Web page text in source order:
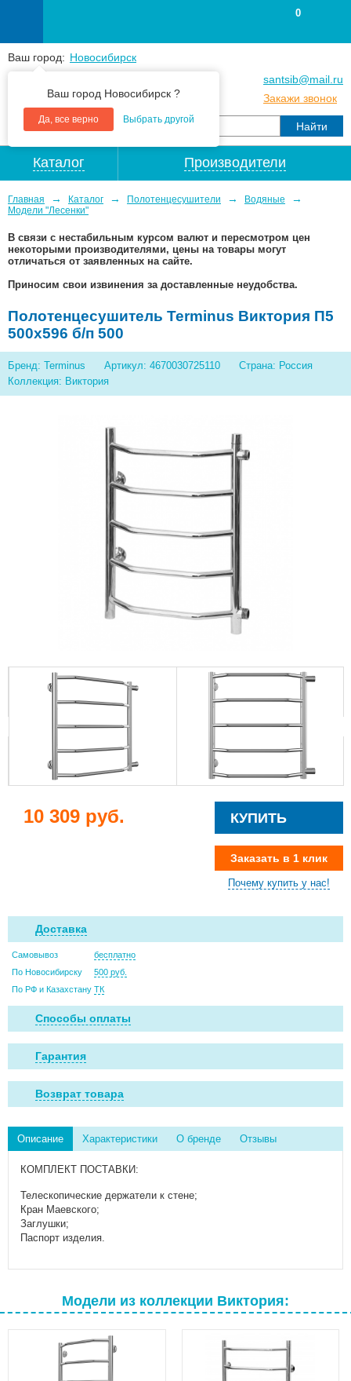
Ваш город: Новосибирск
Ваш город Новосибирск ?
Да, все верно Выбрать другой
+7(383) 213 79 30
santsib@mail.ru
Закажи звонок
0
Каталог Производители
Главная → Каталог → Полотенцесушители → Водяные →
Модели "Лесенки"
В связи с нестабильным курсом валют и пересмотром цен
некоторыми производителями, цены на товары могут
отличаться от заявленных на сайте.
Приносим свои извинения за доставленные неудобства.
Полотенцесушитель Terminus Виктория П5
500х596 б/п 500
Бренд: Terminus Артикул: 4670030725110
Страна: Россия
Коллекция: Виктория
10 309 руб. КУПИТЬ
Заказать в 1 клик
Почему купить у нас!
Доставка
Самовывоз
бесплатно
По Новосибирску
500 руб.
По РФ и Казахстану ТК
Способы оплаты
Гарантия
Возврат товара
Описание Характеристики О бренде Отзывы
КОМПЛЕКТ ПОСТАВКИ:
Телескопические держатели к стене;
Кран Маевского;
Заглушки;
Паспорт изделия.
Модели из коллекции Виктория: